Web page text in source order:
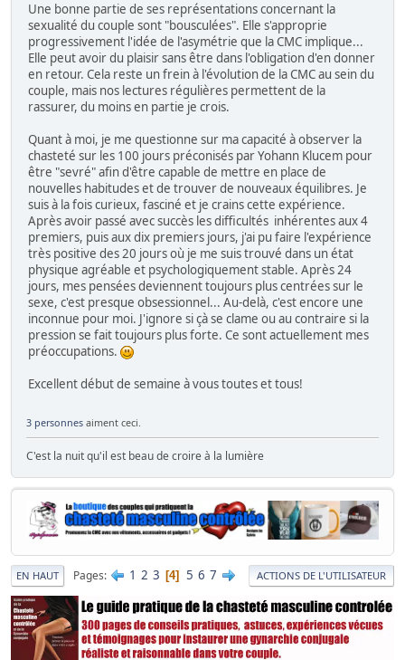
Une bonne partie de ses représentations concernant la
sexualité du couple sont "bousculées". Elle s'approprie
progressivement l'idée de l'asymétrie que la CMC implique...
Elle peut avoir du plaisir sans être dans l'obligation d'en donner
en retour. Cela reste un frein à l'évolution de la CMC au sein du
couple, mais nos lectures régulières permettent de la
rassurer, du moins en partie je crois.
Quant à moi, je me questionne sur ma capacité à observer la
chasteté sur les 100 jours préconisés par Yohann Klucem pour
être "sevré" afin d'être capable de mettre en place de
nouvelles habitudes et de trouver de nouveaux équilibres. Je
suis à la fois curieux, fasciné et je crains cette expérience.
Après avoir passé avec succès les difficultés inhérentes aux 4
premiers, puis aux dix premiers jours, j'ai pu faire l'expérience
très positive des 20 jours où je me suis trouvé dans un état
physique agréable et psychologiquement stable. Après 24
jours, mes pensées deviennent toujours plus centrées sur le
sexe, c'est presque obsessionnel... Au-delà, c'est encore une
inconnue pour moi. J'ignore si çà se clame ou au contraire si la
pression se fait toujours plus forte. Ce sont actuellement mes
préoccupations.
Excellent début de semaine à vous toutes et tous!
3 personnes aiment ceci.
C'est la nuit qu'il est beau de croire à la lumière
EN HAUT Pages 1 2 3 4 5 6 7 ACTIONS DE L'UTILISATEUR